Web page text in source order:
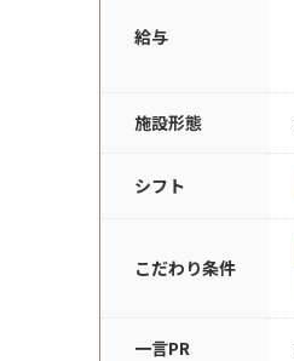
給与
施設形態
シフト
こだわり条件
一言PR